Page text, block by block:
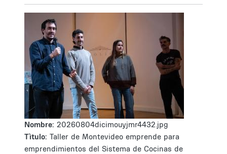
Nombre: 20260804dicimouyjmr4432.jpg
Tìtulo: Taller de Montevideo emprende para
emprendimientos del Sistema de Cocinas de